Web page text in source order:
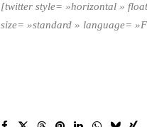
[twitter style= »horizontal »
size= »standard » language=